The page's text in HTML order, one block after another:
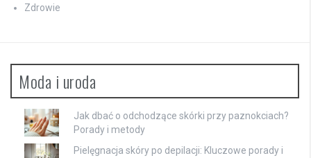
Zdrowie
Moda i uroda
Jak dbać o odchodzące skórki przy paznokciach?
Porady i metody
Pielęgnacja skóry po depilacji: Kluczowe porady i